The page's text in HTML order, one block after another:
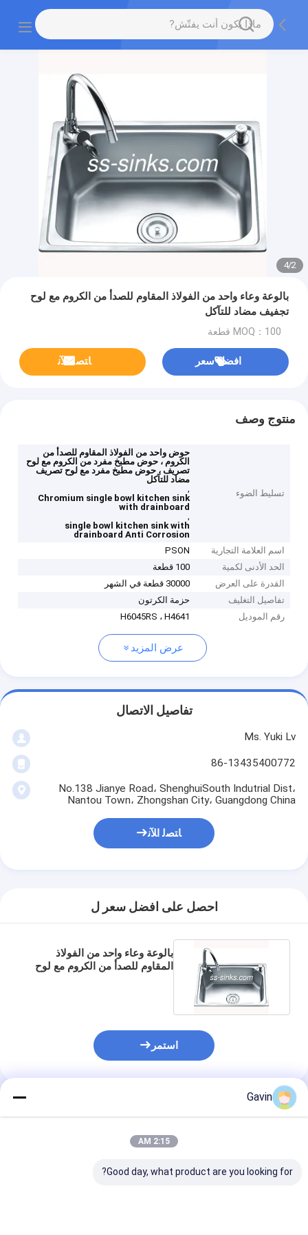
2
/
4
بالوعة وعاء واحد من الفولاذ المقاوم للصدأ من الكروم مع لوح
تجفيف مضاد للتآكل
MOQ：100 قطعة
افضل سعر ﺎﺘﺼﻟ ﺍﻶﻧ
منتوج وصف
تسليط الضوء
حوض واحد من الفولاذ المقاوم للصدأ من
الكروم ، حوض مطبخ مفرد من الكروم مع لوح
تصريف ، حوض مطبخ مفرد مع لوح تصريف
مضاد للتآكل
,
Chromium single bowl kitchen sink
with drainboard
,
single bowl kitchen sink with
drainboard Anti Corrosion
اسم العلامة التجارية
PSON
الحد الأدنى لكمية
100 قطعة
القدرة على العرض
30000 قطعة في الشهر
تفاصيل التغليف
حزمة الكرتون
رقم الموديل
H6045RS ، H4641
عرض المزيد
تفاصيل الاتصال
Ms. Yuki Lv
86-13435400772
No.138 Jianye Road، ShenghuiSouth Indutrial Dist،
Nantou Town، Zhongshan City، Guangdong China
ﺎﺘﺼﻟ ﺍﻶﻧ
احصل على افضل سعر ل
بالوعة وعاء واحد من الفولاذ
المقاوم للصدأ من الكروم مع لوح
استمر
المنتجات الموصى بها
Gavin
2:15 AM
Good day, what product are you looking for?